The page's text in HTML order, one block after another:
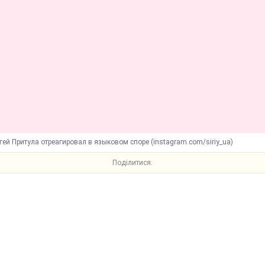
Притула отреагировал в языковом споре (instagram.com/siriy_ua)
Поділитися: